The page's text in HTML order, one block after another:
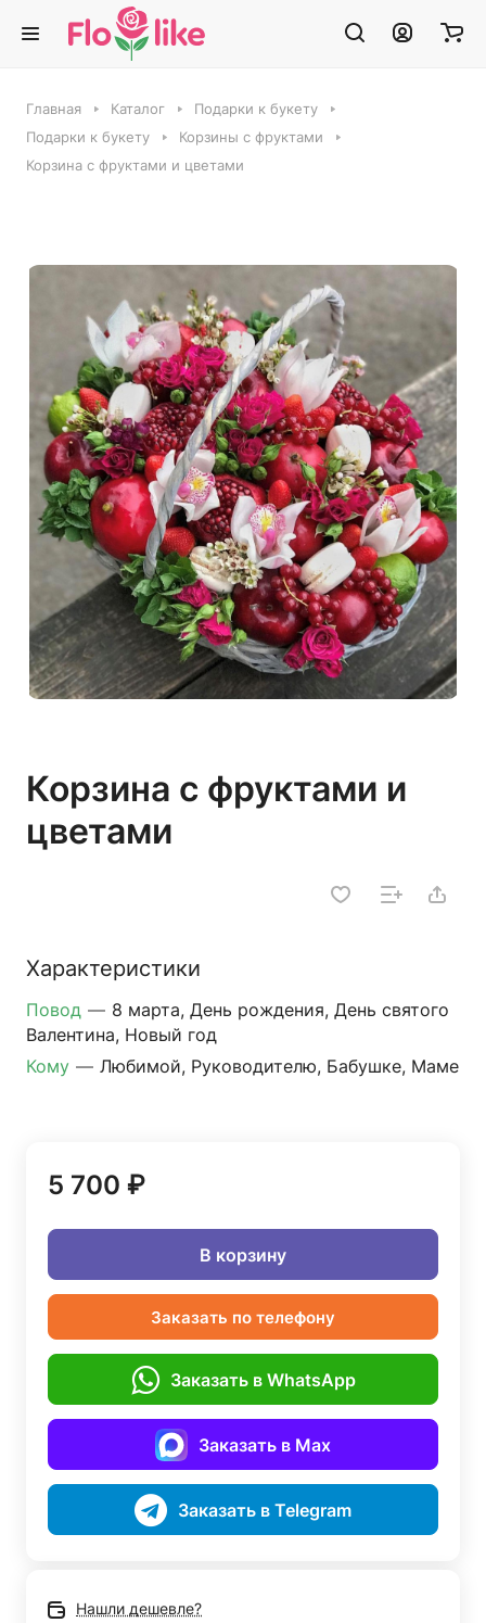
Главная Каталог
Подарки к букету
Подарки к букету
Корзины с фруктами
Корзина с фруктами и цветами
Корзина с фруктами и
цветами
Характеристики
Повод — 8 марта, День рождения, День святого
Валентина, Новый год
Кому — Любимой, Руководителю, Бабушке, Маме
5 700 ₽
В корзину
Заказать по телефону
Заказать в WhatsApp
Заказать в Max
Заказать в Telegram
Нашли дешевле?